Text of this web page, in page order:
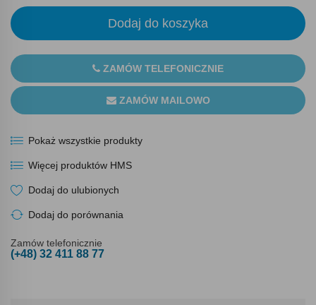
Dodaj do koszyka
ZAMÓW TELEFONICZNIE
ZAMÓW MAILOWO
Pokaż wszystkie produkty
Więcej produktów HMS
Dodaj do ulubionych
Dodaj do porównania
Zamów telefonicznie
(+48) 32 411 88 77